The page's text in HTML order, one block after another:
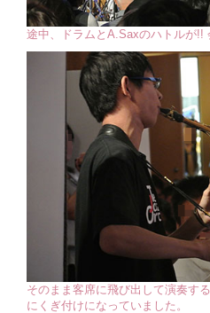
途中、ドラムとA.Saxのハトルが!!
そのまま客席に飛び出して演奏す
にくぎ付けになっていました。